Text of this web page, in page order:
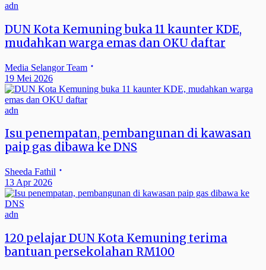
adn
DUN Kota Kemuning buka 11 kaunter KDE,
mudahkan warga emas dan OKU daftar
Media Selangor Team
19 Mei 2026
adn
Isu penempatan, pembangunan di kawasan
paip gas dibawa ke DNS
Sheeda Fathil
13 Apr 2026
adn
120 pelajar DUN Kota Kemuning terima
bantuan persekolahan RM100